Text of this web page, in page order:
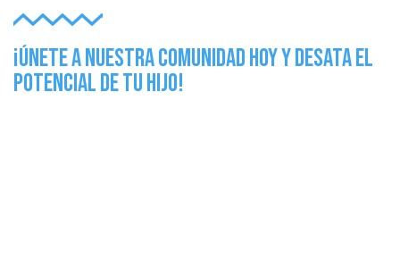
¡Únete a Nuestra Comunidad Hoy y Desata el
Potencial de Tu Hijo!